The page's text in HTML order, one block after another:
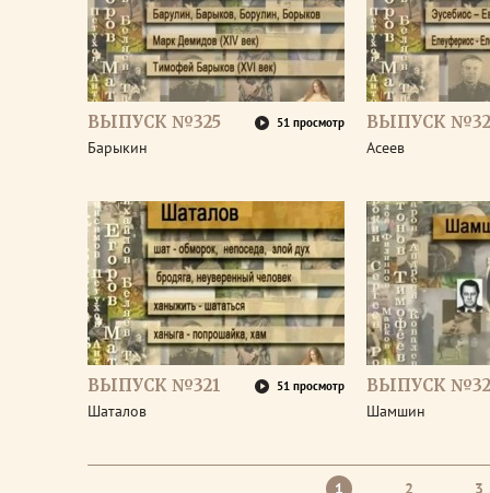
ВЫПУСК №325 51 просмотр
Барыкин
ВЫПУСК
Асеев
ВЫПУСК №321 51 просмотр
Шаталов
ВЫПУСК
Шамшин
1 2 3